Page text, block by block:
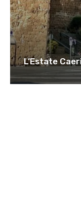
L’Estate